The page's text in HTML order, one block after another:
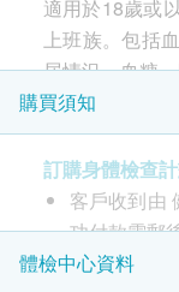
$1,700 AEON 禮券
子宮頸病變測
超薄柏氏抹片
癌症指標 重點項
前列腺癌抗原
艾巴氏病毒
心臟檢查 重點項目
34% off
HK$500.0
【特別優惠】
糞便DNA檢測
精準辨識品種
療對症下藥。
50% off
HK$ 450.0
適用於18歲或
上班族。包括
尿情況、血糖
- 每位驗身者加
或 盆腔(子宮、
此計劃包括血
情況、血糖、
購買須知
訂購身體檢查
客戶收到由
功付款電郵
身體檢查的
體檢中心資料